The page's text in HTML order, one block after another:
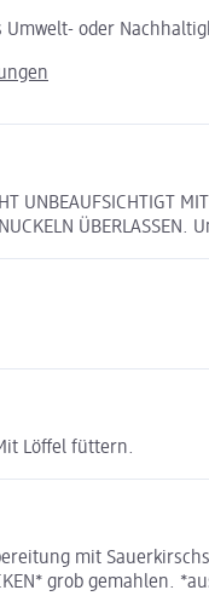
oder
UNBEAUFSICHTIGT
Löffel füttern.
mit
grob